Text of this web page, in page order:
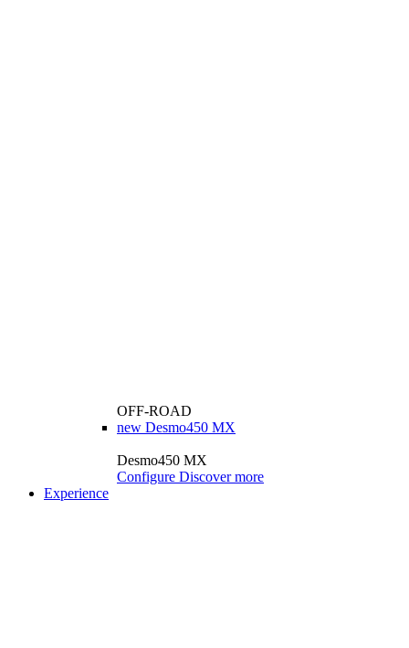
OFF-ROAD
new Desmo450 MX
Desmo450 MX
Configure Discover more
Experience